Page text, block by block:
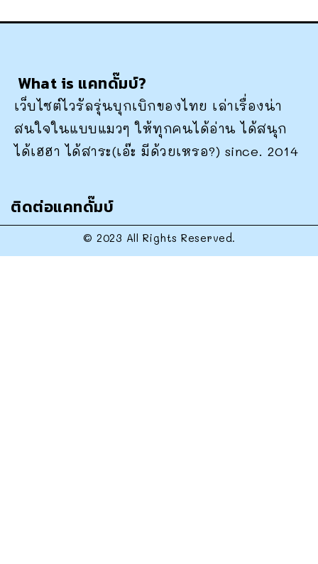
What is แคทดั๊มบ์?
เว็บไซต์ไวรัลรุ่นบุกเบิกของไทย เล่าเรื่องน่า
สนใจในแบบแมวๆ ให้ทุกคนได้อ่าน ได้สนุก
ได้เฮฮา ได้สาระ(เอ๊ะ มีด้วยเหรอ?) since. 2014
ติดต่อแคทดั๊มบ์
© 2023 All Rights Reserved.